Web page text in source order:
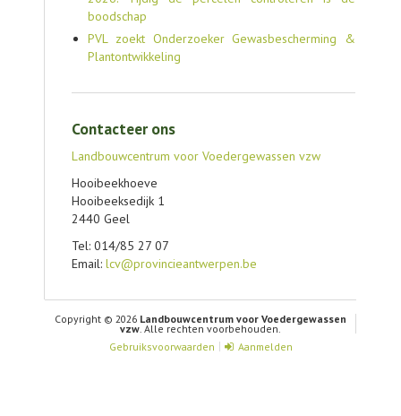
boodschap
PVL zoekt Onderzoeker Gewasbescherming &
Plantontwikkeling
Contacteer ons
Landbouwcentrum voor Voedergewassen vzw
Hooibeekhoeve
Hooibeeksedijk 1
2440 Geel
Tel: 014/85 27 07
Email: lcv@provincieantwerpen.be
Copyright © 2026 Landbouwcentrum voor Voedergewassen
vzw. Alle rechten voorbehouden.
Gebruiksvoorwaarden
Aanmelden